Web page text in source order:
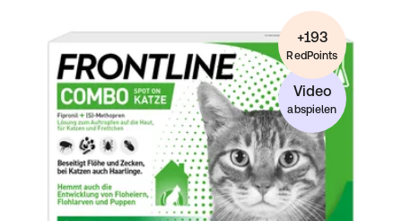
Video
abspielen
+193
RedPoints